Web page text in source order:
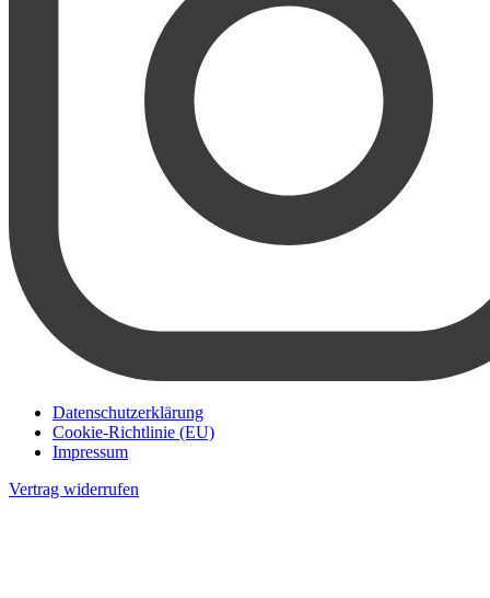
Datenschutzerklärung
Cookie-Richtlinie (EU)
Impressum
Vertrag widerrufen